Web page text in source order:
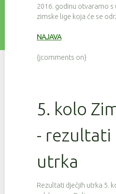
2016. godinu otvaramo
zimske lige koja će se
NAJAVA
{jcomments on}
5. kolo
- rezultati
utrka
Rezultati dječjih utrka 5.